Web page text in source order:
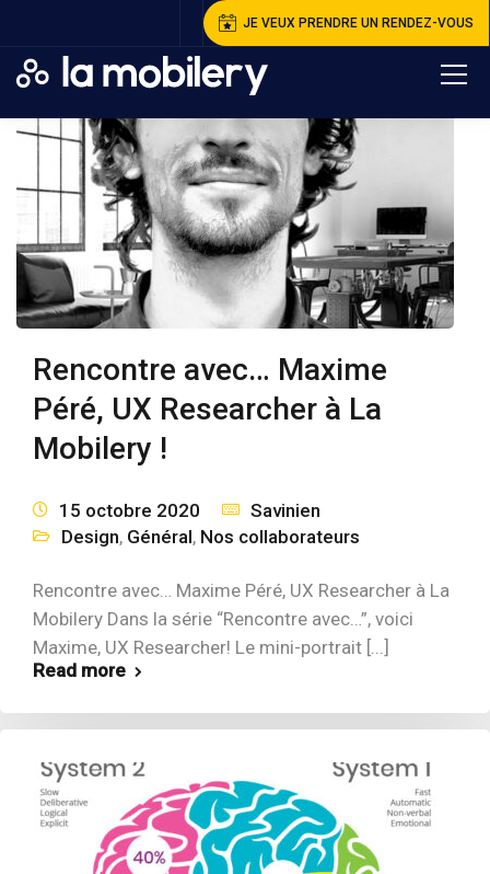
JE VEUX PRENDRE UN RENDEZ-VOUS
Rencontre avec… Maxime
Péré, UX Researcher à La
Mobilery !
15 octobre 2020
Savinien
Design, Général, Nos collaborateurs
Rencontre avec… Maxime Péré, UX Researcher à La
Mobilery Dans la série “Rencontre avec…”, voici
Maxime, UX Researcher! Le mini-portrait [...]
Read more